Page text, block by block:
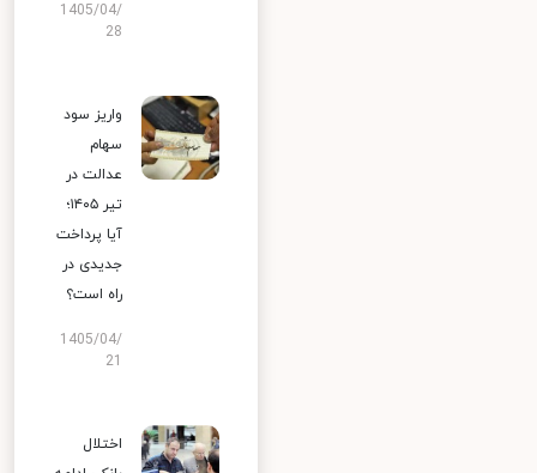
1405/04/
28
واریز سود
سهام
عدالت در
تیر ۱۴۰۵؛
آیا پرداخت
جدیدی در
راه است؟
1405/04/
اختلال